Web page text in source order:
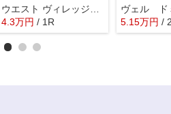
4.3万円 / 1R
ヴェル
5.15万円 /